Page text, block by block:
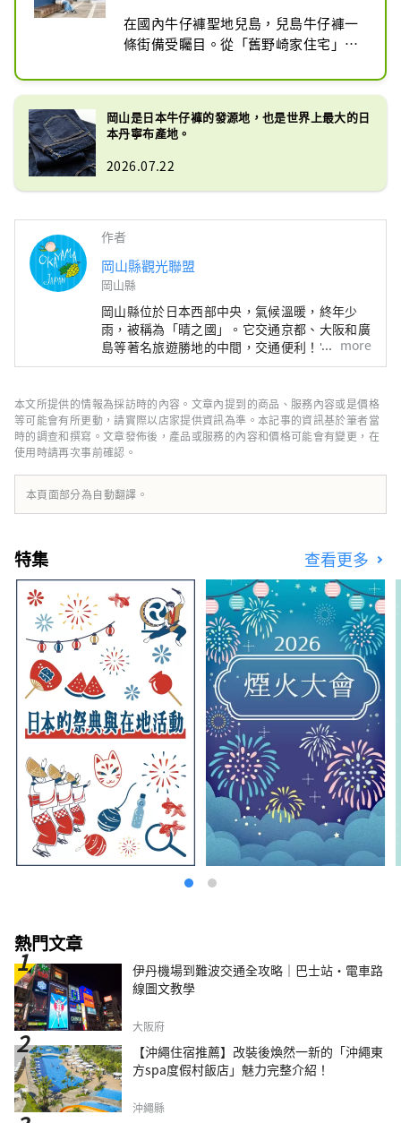
在國內牛仔褲聖地兒島，兒島牛仔褲一
條街備受矚目。從「舊野崎家住宅」到
的牛仔褲製造商鱗次櫛比。最近，許多
世界著名的日本牛仔品牌的原創牛仔
館，出售除牛仔褲以外的所有商品，是
您可以享受一整天的地方。
岡山是日本牛仔褲的發源地，也是世界上最大的日
本丹寧布產地。
2026.07.22
作者
岡山縣觀光聯盟
岡山縣
岡山縣位於日本西部中央，氣候溫暖​​，終年少
雨，被稱為「晴之國」。它交通京都、大阪和廣
島等著名旅遊勝地的中間，交通便利！它也是經
由瀨戶通往四國的門戶。 岡山縣也被稱為“水
水果，無論甜度、香氣還是風味，都是最高品質
的。 您可以品嚐白桃、麝香葡萄、先鋒葡萄等
當季水果！ 岡山還擁有世界級的旅遊景點，包
括岡山城、日本三大名園之一的岡山後樂園以及
擁有歷史、文化和藝術的倉敷美觀地區！
more
本文所提供的情報為採訪時的內容。文章內提到的商品、服務內容或是價格
等可能會有所更動，請實際以店家提供資訊為準。本記事的資訊基於筆者當
時的調查和撰寫。文章發佈後，產品或服務的內容和價格可能會有變更，在
使用時請再次事前確認。
本頁面部分為自動翻譯。
特集 查看更多
熱門文章
伊丹機場到難波交通全攻略｜巴士站・電車路
線圖文教學
大阪府
【沖繩住宿推薦】改裝後煥然一新的「沖繩東
方spa度假村飯店」魅力完整介紹！
沖繩縣